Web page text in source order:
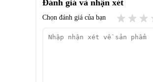
Đánh giá và nhận xét
Chọn đánh giá của bạn